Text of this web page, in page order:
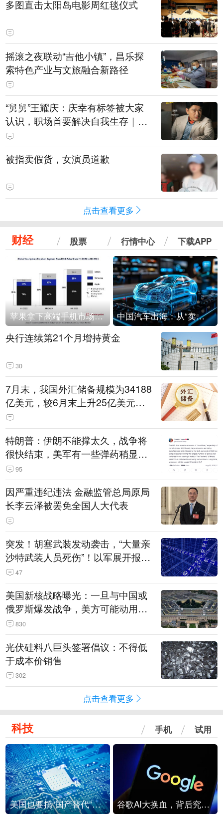
多图直击太阳岛电影周红毯仪式
摇滚之夜联动“吉他小镇”，昌乐探
索特色产业与文旅融合新路径
“舅舅”王耀庆：庆幸有标签被大家
认识，职场首要解决自我生存｜有
艺思
被指卖假货，女演员道歉
点击查看更多
财经 股票 行情中心 下载APP
苹果拿下高端手机市场65%的份额：iPhone 17系列功不可没 中国汽车出海：从“卖出去”到“走进去”
央行连续第21个月增持黄金
30
7月末，我国外汇储备规模为34188
亿美元，较6月末上升25亿美元，
升幅为0.07%
特朗普：伊朗不能撑太久，战争将
很快结束，美军有一些弹药稍显紧
张！伊朗公布拟议的海峡管理文本
95
因严重违纪违法 金融监管总局原局
长李云泽被罢免全国人大代表
突发！胡塞武装发动袭击，“大量亲
沙特武装人员死伤”！以军展开报复
性空袭
47
美国新核战略曝光：一旦与中国或
俄罗斯爆发战争，美方可能动用战
术核武器
830
光伏硅料八巨头签署倡议：不得低
于成本价销售
302
点击查看更多
科技 手机 试用
美国也要搞“国产替代”？先算清三笔账 谷歌AI大换血，背后究竟发生了什么？